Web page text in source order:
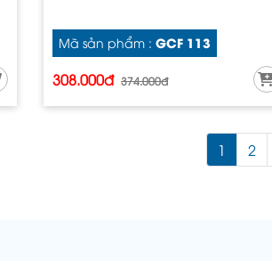
Mã sản phẩm : GCF 113
308.000đ 374.000đ
1 2